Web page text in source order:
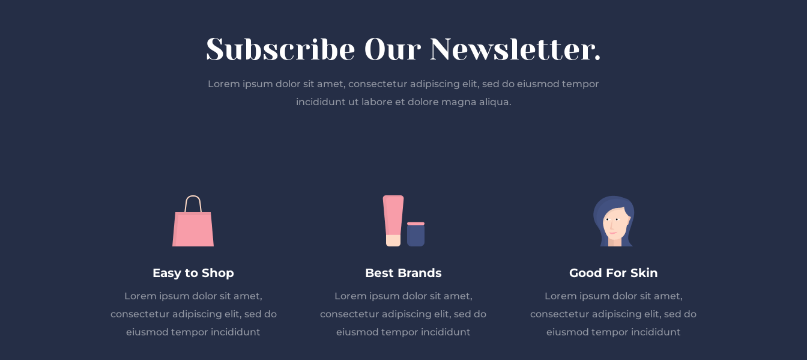
Subscribe Our Newsletter.
Lorem ipsum dolor sit amet, consectetur adipiscing elit, sed do eiusmod tempor
incididunt ut labore et dolore magna aliqua.
Easy to Shop
Lorem ipsum dolor sit amet,
consectetur adipiscing elit, sed do
eiusmod tempor incididunt
Best Brands
Lorem ipsum dolor sit amet,
consectetur adipiscing elit, sed do
eiusmod tempor incididunt
Good For Skin
Lorem ipsum dolor sit amet,
consectetur adipiscing elit, sed do
eiusmod tempor incididunt